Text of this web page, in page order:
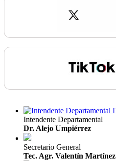
Intendente Departamental
Dr. Alejo Umpiérrez
Secretario General
Tec. Agr. Valentín Martínez